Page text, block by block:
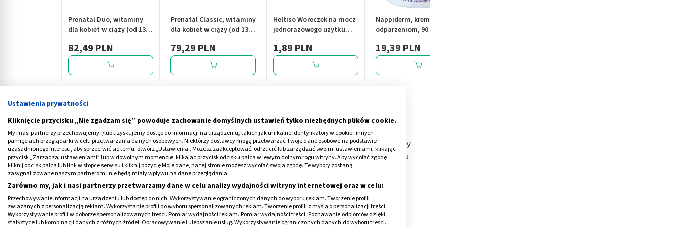
Prenatal Duo, witaminy
dla kobiet w ciąży (od 13.
piersią, kapsułki, 60 szt.+
30 szt. (DHA, laktoferyna,
cholina)
82,49 PLN
Prenatal Classic, witaminy
dla kobiet w ciąży (od 13.
piersią, kapsułki, 90 szt.
79,29 PLN
Heltiso Woreczek na mocz
jednorazowego użytku
1,89 PLN
Nappiderm, krem, przeciw
odparzeniom, 90 g
19,39 PLN
Co to jest KTG?
Bez kardiotokografii trudno sobie dziś wyobrazić monitorowanie ciąży, tymczasem pierwszy
aparat do stałego monitorowania akcji serca płodu został wynaleziony dopiero w 1957 roku
przez Orvana Hessa i Edwarda Hona.
ObokUSG płoduKTG to najważniejsze badanie pozwalające ocenić stan zdrowia dziecka w
brzuchu mamy i wykryć na przykład niedotlenienie czy zakażenie ciążowe.
W trakcie badania KTG, monitoruje się liczbę uderzeń serca dziecka (kardiografia) i
Ustawienia prywatności
Kliknięcie przycisku „Nie zgadzam się” powoduje zachowanie domyślnych ustawień tylko niezbędnych plików cookie.
My i nasi partnerzy przechowujemy i/lub uzyskujemy dostęp do informacji na urządzeniu, takich jak unikalne identyfikatory w cookie i innych
pamięciach przeglądarki w celu przetwarzania danych osobowych. Niektórzy dostawcy mogą przetwarzać Twoje dane osobowe na podstawie
uzasadnionego interesu, aby sprzeciwić się temu, otwórz „Ustawienia”. Możesz zaakceptować, odrzucić lub zarządzać swoimi ustawieniami, klikając
przycisk „Zarządzaj ustawieniami” lub w dowolnym momencie, klikając przycisk odcisku palca w lewym dolnym rogu witryny. Aby wycofać zgodę
kliknij odcisk palca lub link w stopce serwisu i kliknij pozycję Moje dane, na tej stronie możesz wycofać swoją zgodę. Te wybory zostaną
zasygnalizowane naszym partnerom i nie będą miały wpływu na dane przeglądania.
Zarówno my, jak i nasi partnerzy przetwarzamy dane w celu analizy wydajności witryny internetowej oraz w celu:
Przechowywanie informacji na urządzeniu lub dostęp do nich. Wykorzystywanie ograniczonych danych do wyboru reklam. Tworzenie profili
związanych z personalizacją reklam. Wykorzystanie profili do wyboru spersonalizowanych reklam. Tworzenie profili z myślą o personalizacji treści.
Wykorzystywanie profili w doborze spersonalizowanych treści. Pomiar wydajności reklam. Pomiar wydajności treści. Poznawanie odbiorców dzięki
statystyce lub kombinacji danych z różnych źródeł. Opracowywanie i ulepszanie usług. Wykorzystywanie ograniczonych danych do wyboru treści.